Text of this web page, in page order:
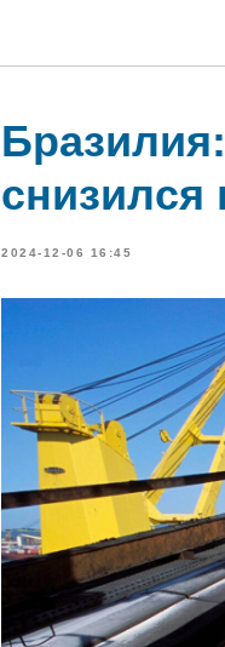
снизился
2024-12-06 16:45